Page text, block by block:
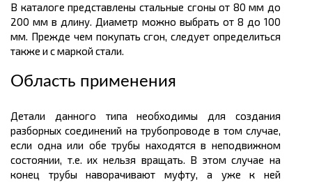
В каталоге представлены стальные сгоны от 80 мм до
200 мм в длину. Диаметр можно выбрать от 8 до 100
мм. Прежде чем покупать сгон, следует определиться
также и с маркой стали.
Область применения
Детали данного типа необходимы для создания
разборных соединений на трубопроводе в том случае,
если одна или обе трубы находятся в неподвижном
состоянии, т.е. их нельзя вращать. В этом случае на
конец трубы наворачивают муфту, а уже к ней